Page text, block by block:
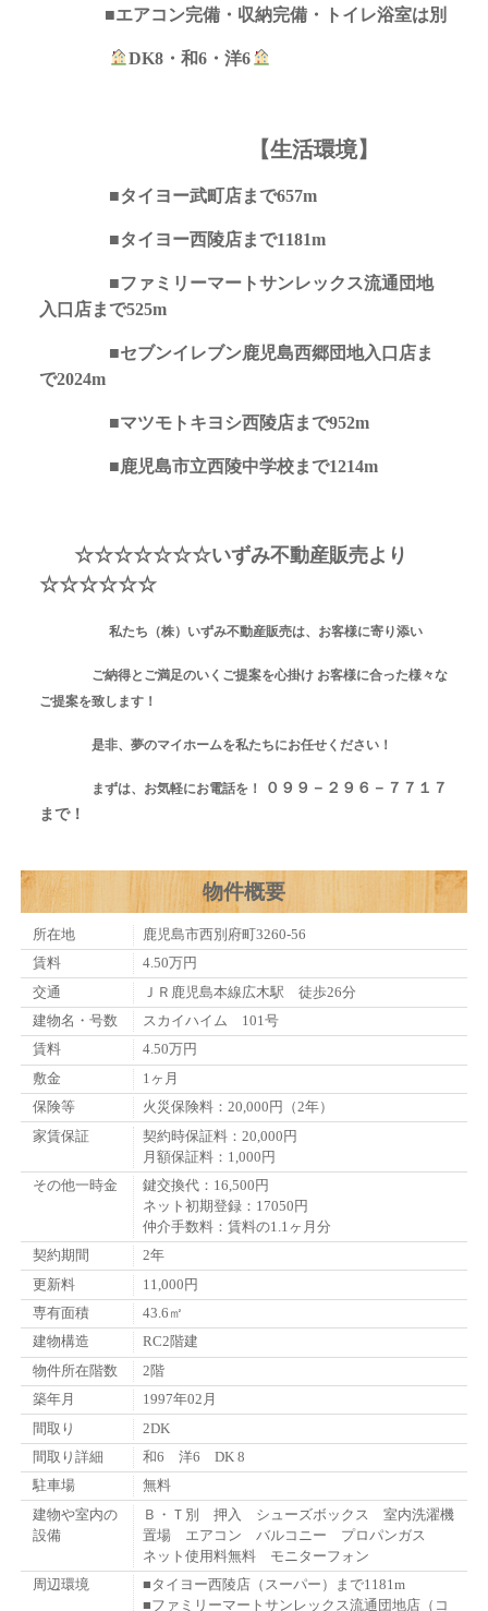
■エアコン完備・収納完備・トイレ浴室は別
DK8・和6・洋6
【生活環境】
■タイヨー武町店まで657m
■タイヨー西陵店まで1181m
■ファミリーマートサンレックス流通団地
入口店まで525m
■セブンイレブン鹿児島西郷団地入口店ま
で2024m
■マツモトキヨシ西陵店まで952m
■鹿児島市立西陵中学校まで1214m
☆☆☆☆☆☆☆いずみ不動産販売より
☆☆☆☆☆☆
私たち（株）いずみ不動産販売は、お客様に寄り添い
ご納得とご満足のいくご提案を心掛け お客様に合った様々な
ご提案を致します！
是非、夢のマイホームを私たちにお任せください！
まずは、お気軽にお電話を！
０９９－２９６－７７１７
まで！
物件概要
所在地
鹿児島市西別府町3260-56
賃料
4.50万円
交通
ＪＲ鹿児島本線広木駅 徒歩26分
建物名・号数
スカイハイム 101号
賃料
4.50万円
敷金
1ヶ月
保険等
火災保険料：20,000円（2年）
家賃保証
契約時保証料：20,000円
月額保証料：1,000円
その他一時金
鍵交換代：16,500円
ネット初期登録：17050円
仲介手数料：賃料の1.1ヶ月分
契約期間
2年
更新料
11,000円
専有面積
43.6㎡
建物構造
RC2階建
物件所在階数
2階
築年月
1997年02月
間取り
2DK
間取り詳細
和6 洋6 DK 8
駐車場
無料
建物や室内の
設備
Ｂ・Ｔ別 押入 シューズボックス 室内洗濯機
置場 エアコン バルコニー プロパンガス
ネット使用料無料 モニターフォン
周辺環境
■タイヨー西陵店（スーパー）まで1181m
■ファミリーマートサンレックス流通団地店（コ